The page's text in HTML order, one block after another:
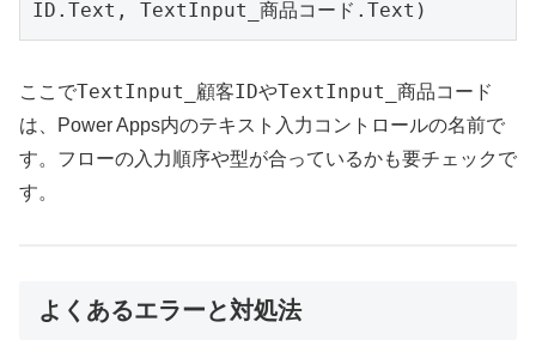
ID.Text, TextInput_商品コード.Text)
ここでTextInput_顧客IDやTextInput_商品コード
は、Power Apps内のテキスト入力コントロールの名前で
す。フローの入力順序や型が合っているかも要チェックで
す。
よくあるエラーと対処法